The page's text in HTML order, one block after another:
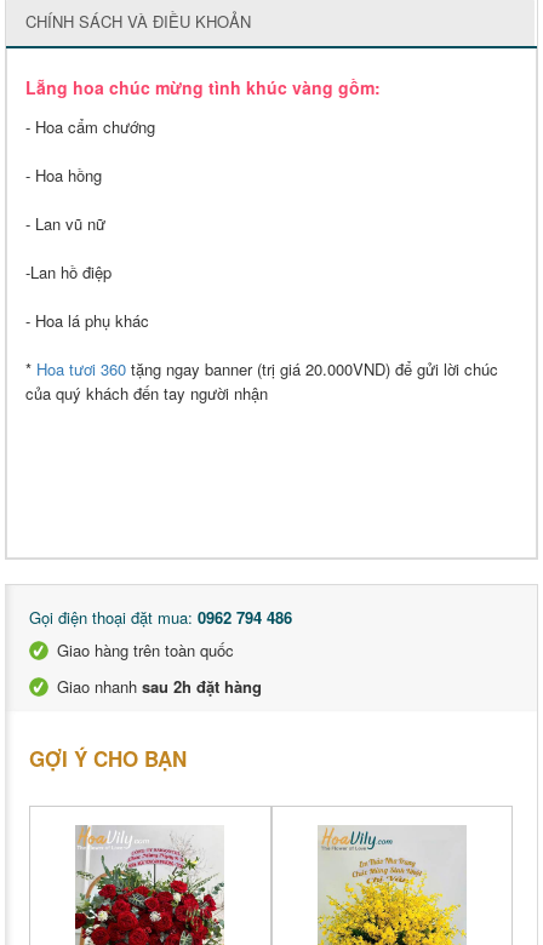
CHÍNH SÁCH VÀ ĐIỀU KHOẢN
Lẵng hoa chúc mừng tình khúc vàng gồm:
- Hoa cẩm chướng
- Hoa hồng
- Lan vũ nữ
-Lan hồ điệp
- Hoa lá phụ khác
* Hoa tươi 360 tặng ngay banner (trị giá 20.000VND) để gửi lời chúc
của quý khách đến tay người nhận
Gọi điện thoại đặt mua: 0962 794 486
Giao hàng trên toàn quốc
Giao nhanh sau 2h đặt hàng
GỢI Ý CHO BẠN